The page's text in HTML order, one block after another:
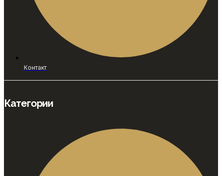
Контакт
Категории